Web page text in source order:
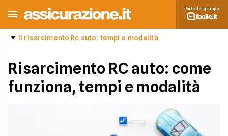
Parte del gruppo:
Il risarcimento Rc auto: tempi e modalità
Risarcimento RC auto: come
funziona, tempi e modalità